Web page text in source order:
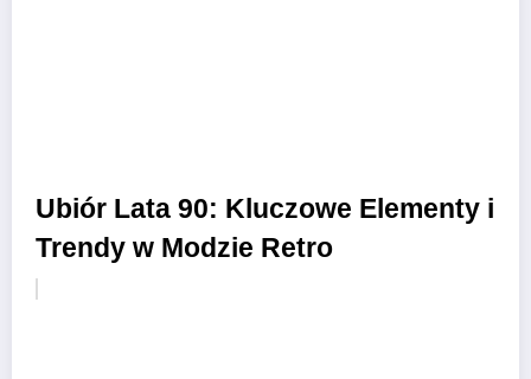
Ubiór Lata 90: Kluczowe Elementy i
Trendy w Modzie Retro